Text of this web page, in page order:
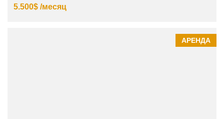
5.500$ /месяц
АРЕНДА